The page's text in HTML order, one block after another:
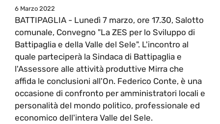
6 Marzo 2022
BATTIPAGLIA - Lunedì 7 marzo, ore 17.30, Salotto
comunale, Convegno "La ZES per lo Sviluppo di
Battipaglia e della Valle del Sele". L'incontro al
quale parteciperà la Sindaca di Battipaglia e
l'Assessore alle attività produttive Mirra che
affida le conclusioni all'On. Federico Conte, è una
occasione di confronto per amministratori locali e
personalità del mondo politico, professionale ed
economico dell'intera Valle del Sele.